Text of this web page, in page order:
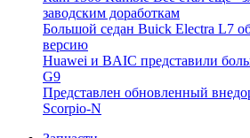
заводским доработкам
Большой седан Buick Electra L7
версию
Huawei и BAIC представили
G9
Представлен обновленный
Scorpio-N